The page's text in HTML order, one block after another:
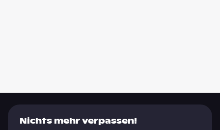
Nichts mehr verpassen!